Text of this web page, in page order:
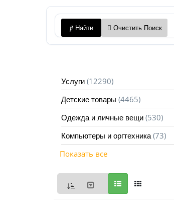
приборов
объявления
Найти Очистить Поиск
Услуги (12290)
Детские товары (4465)
Одежда и личные вещи (530)
Компьютеры и оргтехника (73)
Показать все